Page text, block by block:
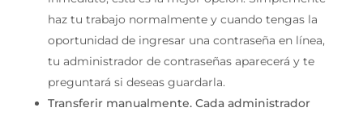
haz tu trabajo normalmente y cuando tengas la
oportunidad de ingresar una contraseña en línea,
tu administrador de contraseñas aparecerá y te
preguntará si deseas guardarla.
Transferir manualmente. Cada administrador